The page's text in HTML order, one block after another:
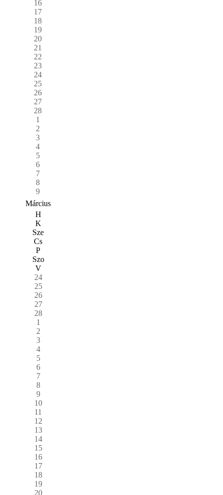
16
17
18
19
20
21
22
23
24
25
26
27
28
1
2
3
4
5
6
7
8
9
Március
H
K
Sze
Cs
P
Szo
V
24
25
26
27
28
1
2
3
4
5
6
7
8
9
10
11
12
13
14
15
16
17
18
19
20